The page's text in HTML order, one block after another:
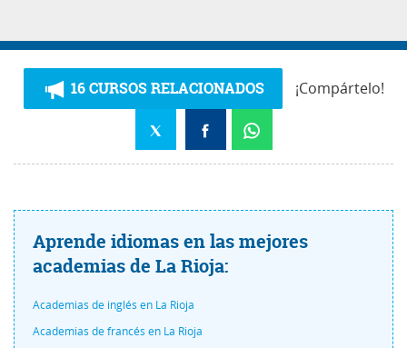
16 CURSOS RELACIONADOS ¡Compártelo!
Aprende idiomas en las mejores
academias de La Rioja:
Academias de inglés en La Rioja
Academias de francés en La Rioja